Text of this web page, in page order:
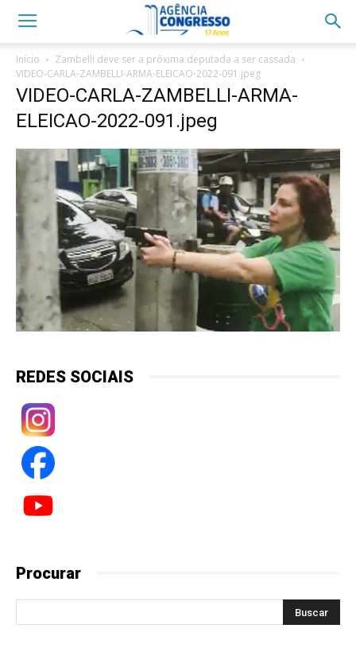
Início
Zambelli deve ser a próxima deputada a ser cassada
VIDEO-CARLA-ZAMBELLI-ARMA-ELEICAO-2022-091.jpeg
VIDEO-CARLA-ZAMBELLI-ARMA-
ELEICAO-2022-091.jpeg
REDES SOCIAIS
Procurar